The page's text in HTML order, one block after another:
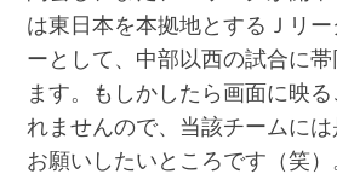
は東日本を本拠地とするＪリ
ーとして、中部以西の試合に
ます。もしかしたら画面に映
れませんので、当該チームに
お願いしたいところです（笑）